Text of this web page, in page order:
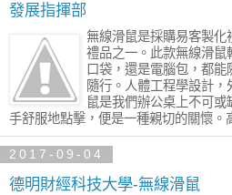
發展指揮部
無線滑鼠是採購易客製
禮品之一。此款無線滑
口袋，還是電腦包，都
隨行。人體工程學設計
鼠是我們辦公桌上不可
手舒服地點擊，便是一種親切的關懷。
2017-09-04
德明財經科技大學-無線滑鼠